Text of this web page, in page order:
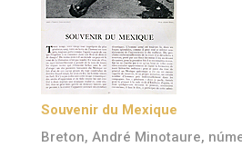
Souvenir du Mexique
Breton, André Minotaure,